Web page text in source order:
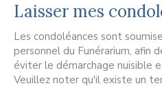
Laisser mes
Les condoléances sont
personnel du Funérarium, afin
éviter le démarchage nuisible
Veuillez noter qu'il existe un